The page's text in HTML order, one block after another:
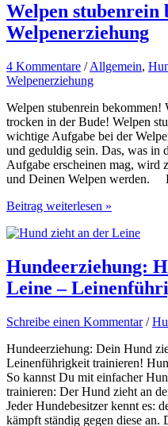
Welpen stubenrein
Welpenerziehung
4 Kommentare /Allgemein,
Welpenerziehung
Welpen stubenrein bekommen!
trocken in der Bude! Welpen
wichtige Aufgabe bei der
und geduldig sein. Das, was in
Aufgabe erscheinen mag, wird
und Deinen Welpen werden.
Welpen
bekommen
Welpenerziehung
Beitrag weiterlesen »
Hundeerziehung:
Leine –
Schreibe einen Kommentar /
Hundeerziehung: Dein Hund
Leinenführigkeit trainieren!
So kannst Du mit einfacher
trainieren: Der Hund zieht an
Jeder Hundebesitzer kennt es:
kämpft ständig gegen diese an.